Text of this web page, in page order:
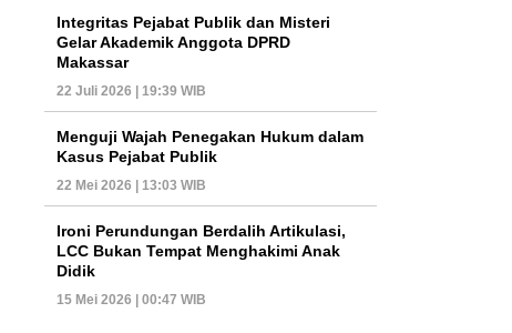
Integritas Pejabat Publik dan Misteri
Gelar Akademik Anggota DPRD
Makassar
22 Juli 2026 | 19:39 WIB
Menguji Wajah Penegakan Hukum dalam
Kasus Pejabat Publik
22 Mei 2026 | 13:03 WIB
Ironi Perundungan Berdalih Artikulasi,
LCC Bukan Tempat Menghakimi Anak
Didik
15 Mei 2026 | 00:47 WIB